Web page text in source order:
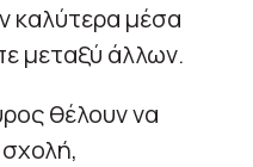
καλύτερα μέσα
μεταξύ άλλων.
θέλουν να